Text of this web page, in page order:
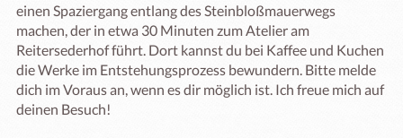
einen Spaziergang entlang des Steinbloßmauerwegs
machen, der in etwa 30 Minuten zum Atelier am
Reitersederhof führt. Dort kannst du bei Kaffee und Kuchen
die Werke im Entstehungsprozess bewundern. Bitte melde
dich im Voraus an, wenn es dir möglich ist. Ich freue mich auf
deinen Besuch!